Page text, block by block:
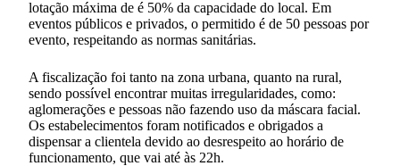
lotação máxima de é 50% da capacidade do local. Em
eventos públicos e privados, o permitido é de 50 pessoas por
evento, respeitando as normas sanitárias.
A fiscalização foi tanto na zona urbana, quanto na rural,
sendo possível encontrar muitas irregularidades, como:
aglomerações e pessoas não fazendo uso da máscara facial.
Os estabelecimentos foram notificados e obrigados a
dispensar a clientela devido ao desrespeito ao horário de
funcionamento, que vai até às 22h.